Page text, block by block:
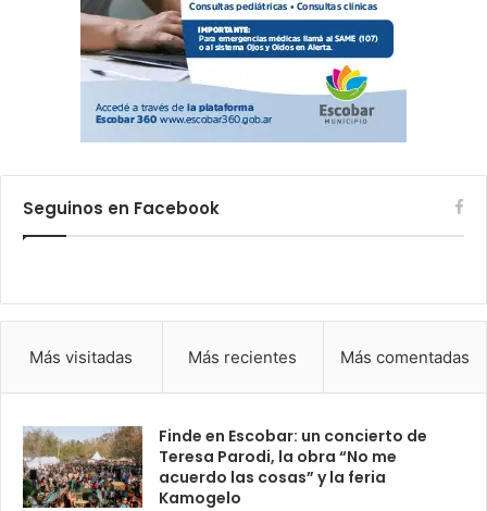
Seguinos en Facebook
Más visitadas Más recientes Más comentadas
Finde en Escobar: un concierto de
Teresa Parodi, la obra “No me
acuerdo las cosas” y la feria
Kamogelo